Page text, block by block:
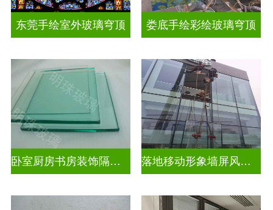
东莞手绘室外玻璃穹顶 娄底手绘彩绘玻璃穹顶
卧室厨房书房装饰隔断屏风 落地移动形象墙屏风隔断